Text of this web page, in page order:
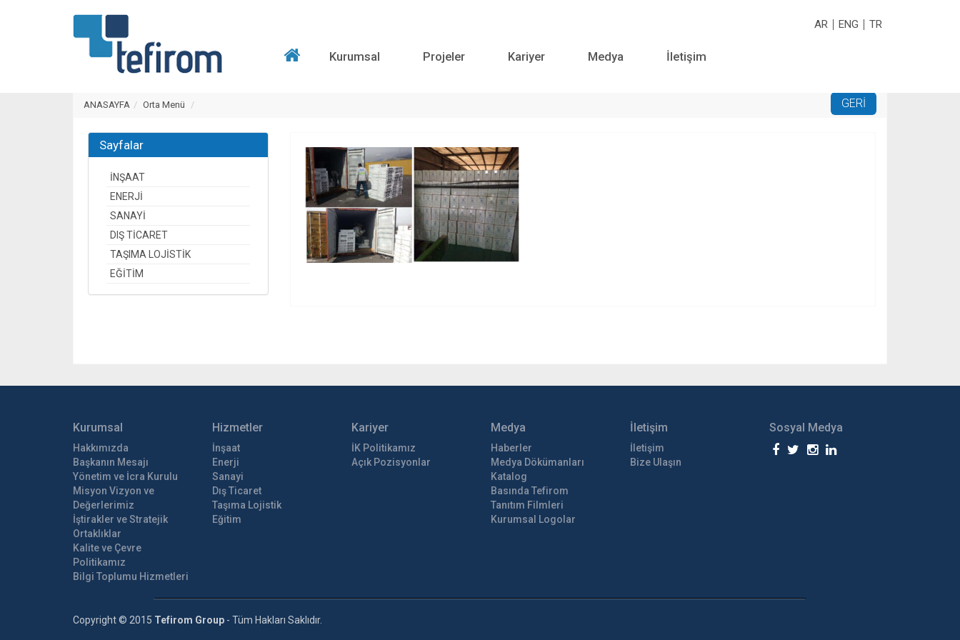
Kurumsal Projeler Kariyer Medya İletişim
TR
ENG
AR
ANASAYFA Orta Menü
Sayfalar
İNŞAAT
ENERJİ
SANAYİ
DIŞ TİCARET
TAŞIMA LOJİSTİK
EĞİTİM
Kurumsal
Hakkımızda
Başkanın Mesajı
Yönetim ve İcra Kurulu
Misyon Vizyon ve
Değerlerimiz
İştirakler ve Stratejik
Ortaklıklar
Kalite ve Çevre
Politikamız
Bilgi Toplumu Hizmetleri
Hizmetler
İnşaat
Enerji
Sanayi
Dış Ticaret
Taşıma Lojistik
Eğitim
Kariyer
İK Politikamız
Açık Pozisyonlar
Medya
Haberler
Medya Dökümanları
Katalog
Basında Tefirom
Tanıtım Filmleri
Kurumsal Logolar
İletişim
İletişim
Bize Ulaşın
Sosyal Medya
Copyright © 2015 Tefirom Group - Tüm Hakları Saklıdır.